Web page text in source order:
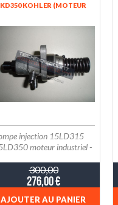
KD350 KOHLER (MOTEUR
AD350 ACME MOTORI -
30756 STANADYNE /
KOHLER ED0065902590-S
RUGGERINI RY70 RY75
injection 15LD315
moteur industriel -
KOHLER KD315 KD350
300,00
276,00 €
AJOUTER AU PANIER